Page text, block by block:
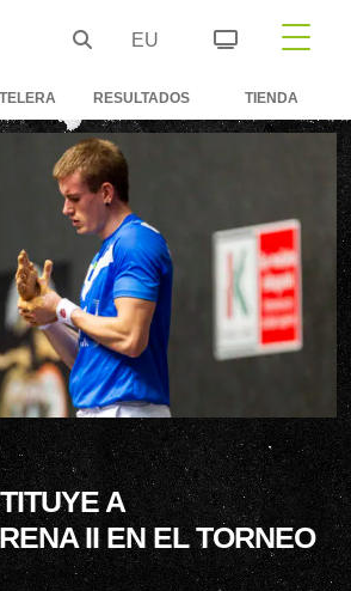
EU
RESULTADOS TIENDA
A
II EN EL TORNEO